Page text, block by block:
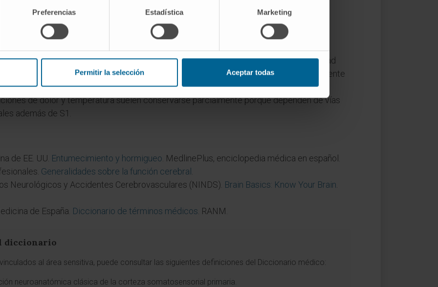
Preferencias Estadística Marketing
Permitir la selección Aceptar todas
o "área sensitiva"; en textos de neuroanatomía clásica aparece con
consultarse la entrada
área sensitiva?
circunscrita al área 3b produce hipoestesia contralateral (disminución de la sensibilidad
según el mapa somatotópico. Si la lesión abarca también las áreas 1 y 2, el paciente
por el tacto (astereognosia) y puede presentar dificultad para localizar el punto
de dolor y temperatura suelen conservarse parcialmente porque dependen de vías
además de S1.
de EE. UU. Entumecimiento y hormigueo . MedlinePlus, enciclopedia médica en español.
Generalidades sobre la función cerebral
Neurológicos y Accidentes Cerebrovasculares (NINDS). Brain Basics: Know Your Brain
de España. Diccionario de términos médicos . RANM.
diccionario
al área sensitiva, puede consultar las siguientes definiciones del Diccionario médico:
neuroanatómica clásica de la corteza somatosensorial primaria.